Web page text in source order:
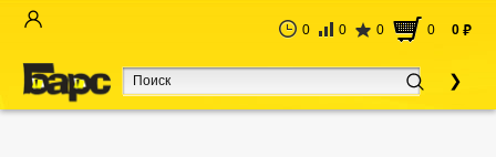
0 0 0 0 0 руб